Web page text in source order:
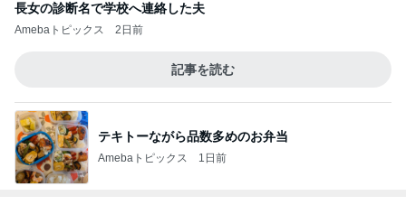
長女の診断名で学校へ連絡した夫
Amebaトピックス 2日前
記事を読む
テキトーながら品数多めのお弁当
Amebaトピックス 1日前